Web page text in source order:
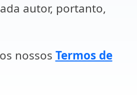
autor, portanto,
nossos Termos de